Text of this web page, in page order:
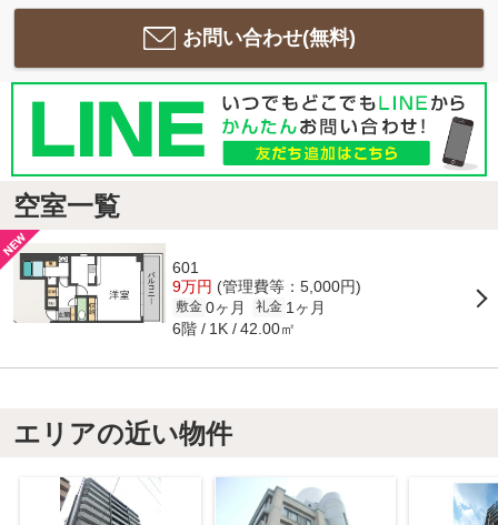
お問い合わせ(無料)
空室一覧
601
9万円 (管理費等：5,000円)
敷金 0ヶ月 礼金 1ヶ月
6階 1K 42.00㎡
エリアの近い物件